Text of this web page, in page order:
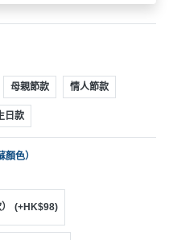
母親節款 情人節款
日款
色）
(+HK$98)